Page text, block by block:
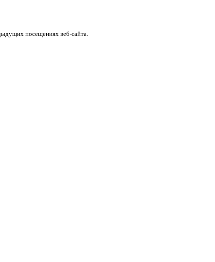
посещениях веб-сайта.